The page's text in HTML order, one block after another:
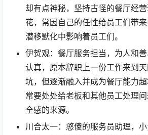
却有点神秘，坚持古怪的餐厅经
花，常因自己的任性给员工们带
潜移默化中影响着员工们。
伊贺观：餐厅服务担当，为人和
认真，原本辞职上一份工作来到
坑，但逐渐融入并成为餐厅能力
常要处处给老板和其他员工处理
全感的来源。
川合太一：憨傻的服务员助理，